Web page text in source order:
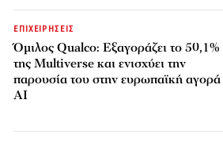
ΕΠΙΧΕΙΡΗΣΕΙΣ
Όμιλος Qualco: Εξαγοράζει το 50,1%
της Multiverse και ενισχύει την
παρουσία του στην ευρωπαϊκή αγορά
AI